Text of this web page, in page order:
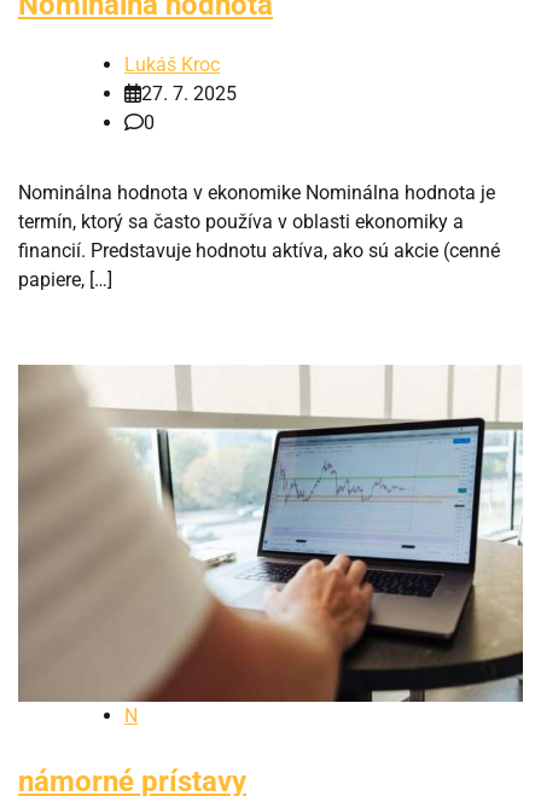
Lukáš Kroc
27. 7. 2025
0
Nominálna hodnota v ekonomike Nominálna hodnota je
termín, ktorý sa často používa v oblasti ekonomiky a
financií. Predstavuje hodnotu aktíva, ako sú akcie (cenné
papiere, […]
N
námorné prístavy